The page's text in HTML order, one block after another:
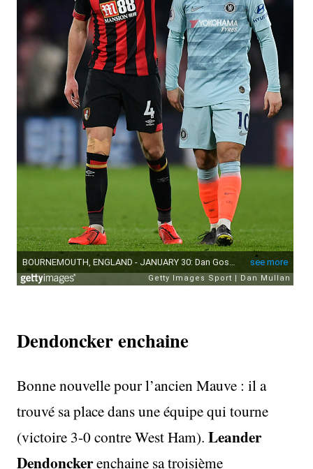
Dendoncker enchaine
Bonne nouvelle pour l’ancien Mauve : il a
trouvé sa place dans une équipe qui tourne
(victoire 3-0 contre West Ham). Leander
Dendonckerenchaine sa troisième